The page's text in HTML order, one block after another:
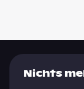
Nichts